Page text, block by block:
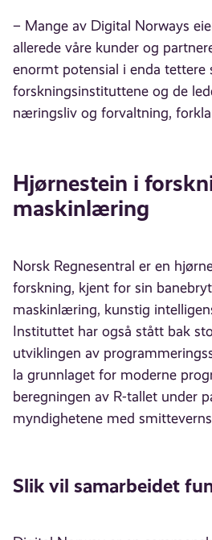
– Mange av Digital Norways
allerede våre kunder og
enormt potensial i enda tettere
forskningsinstituttene og de
næringsliv og forvaltning,
Hjørnestein i
maskinlæring
Norsk Regnesentral er en
forskning, kjent for sin
maskinlæring, kunstig
Instituttet har også stått bak
utviklingen av
la grunnlaget for moderne
beregningen av R-tallet under
myndighetene med
Slik vil samarbeidet